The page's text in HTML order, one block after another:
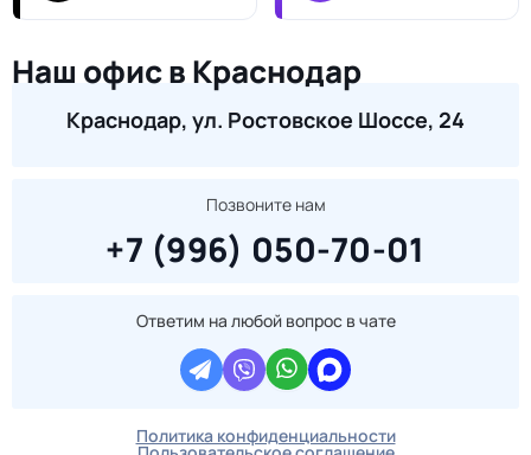
Наш офис в Краснодар
Краснодар, ул. Ростовское Шоссе, 24
Позвоните нам
+7 (996) 050-70-01
Ответим на любой вопрос в чате
Политика конфиденциальности